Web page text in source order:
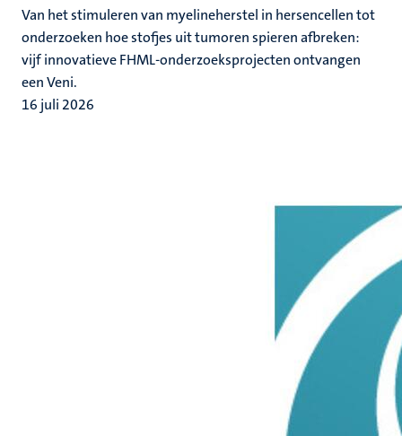
Van het stimuleren van myelineherstel in hersencellen tot
onderzoeken hoe stofjes uit tumoren spieren afbreken:
vijf innovatieve FHML-onderzoeksprojecten ontvangen
een Veni.
16 juli 2026